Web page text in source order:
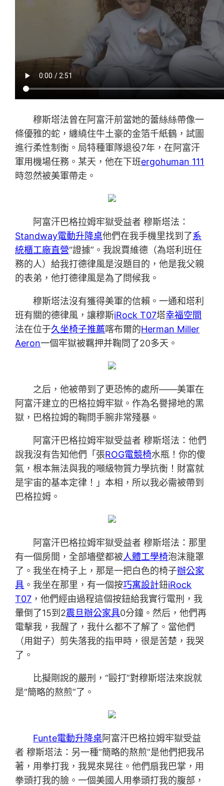
穆斯塔法曾在阿富汗前當她的蕾絲絲帶像一
條優雅的蛇，纏繞住牛土豪的金箔千紙鶴，試圖
進行柔性制衡。局特種軍隊退役7年，在阿富汗
軍用機場任務。某天，他在下班ergohuman 111
時忽然被美軍帶走。
阿富汗巴格拉姆牢獄受益者 穆斯塔法：
Standway電動升降桌他們在我手機里找到了系
統櫃工廠直營“證據”。我說賈維德（為塔利班任
務的人）給我打德律風是沒題目的，他是我父親
的表弟，他打德律風是為了問候我。
穆斯塔法沒有獲得美軍的信賴。一通和塔利
班有關的德律風，讓穆斯iRock T07塔幸福空間
法在位于久坐椅子推薦喀布爾的Herman Miller
Aeron一個牢獄被羈押并鞠問了20多天。
之后，他被帶到了更恐怖的處所——美軍在
阿富汗建立的巴格拉姆牢獄。作為名譽掃地的黑
獄，巴格拉姆的鞠問手腕非常殘暴。
阿富汗巴格拉姆牢獄受益者 穆斯塔法：他們
說我沒有告知他們「張ROG電競椅水瓶！你的傻
氣，根本無法與我的噸級物質力學抗衡！財富就
是宇宙的基本定律！」本相，所以我必需被帶到
巴格拉姆。
阿富汗巴格拉姆牢獄受益者 穆斯塔法：那里
有一個房間，全部墻壁都被人體工學椅泡沫籠罩
了。我坐在椅子上，那是一把白色的椅子辦公家
具 。我坐在那里，有一個按巧寓設計鈕iRock
T07 ，他們經由過程這個按鈕給我實行電刑，我
暈倒了15到2震旦辦公家具0分鐘。然后，他們再
電擊我，我醒了，我什么都不了解了。當他們
（用鉗子）剪失落我的指甲時，很是苦楚，我哭
了。
比擬剛說的嚴刑，“毆打”對穆斯塔法來說就
是“簡略的熬煎”了。
Funte電動升降桌阿富汗巴格拉姆牢獄受益
者 穆斯塔法：另一種“簡略的熬煎”是他們把我吊
著，用拳打我，我晃來晃往。他們扇我巴掌，用
拳頭打我的臉。一個美國人用拳頭打我的腹部，